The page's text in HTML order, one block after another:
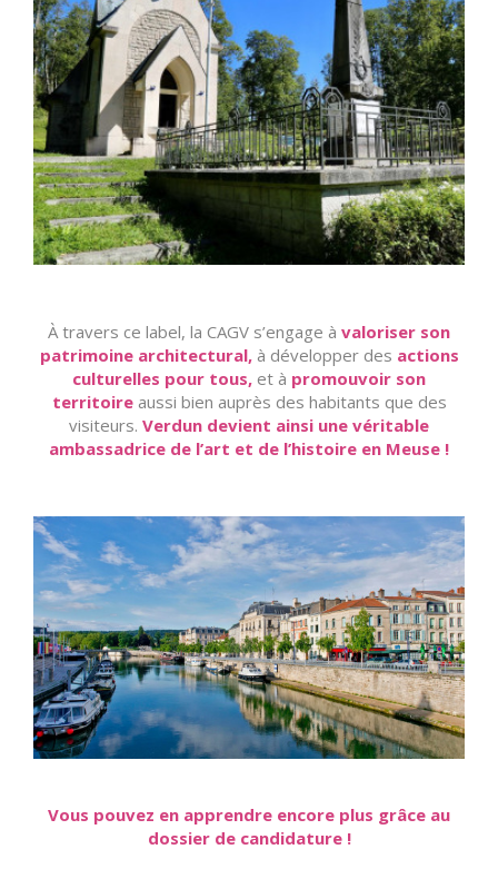
À travers ce label, la CAGV s’engage à valoriser son
patrimoine architectural,à développer des actions
culturelles pour tous, et à promouvoir son
territoireaussi bien auprès des habitants que des
visiteurs. Verdun devient ainsi une véritable
ambassadrice de l’art et de l’histoire en Meuse !
Vous pouvez en apprendre encore plus grâce au
dossier de candidature !